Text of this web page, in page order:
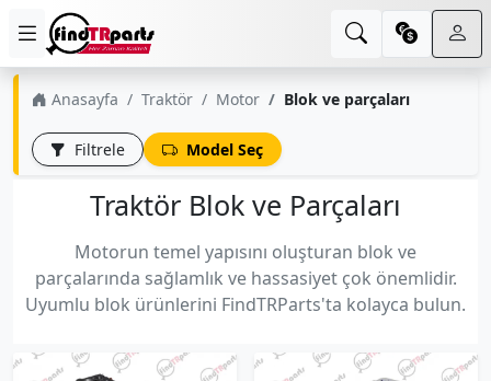
Anasayfa Traktör Motor Blok ve parçaları
Filtrele Model Seç
Traktör Blok ve Parçaları
Motorun temel yapısını oluşturan blok ve
parçalarında sağlamlık ve hassasiyet çok önemlidir.
Uyumlu blok ürünlerini FindTRParts'ta kolayca bulun.